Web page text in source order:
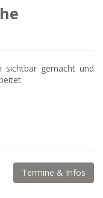
sichtbar gemacht und
Termine & Infos